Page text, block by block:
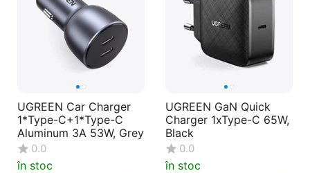
UGREEN Car Charger
1*Type-C+1*Type-C
Aluminum 3A 53W, Grey
0.0
în stoc
UGREEN GaN Quick
Charger 1xType-C 65W,
Black
0.0
în stoc